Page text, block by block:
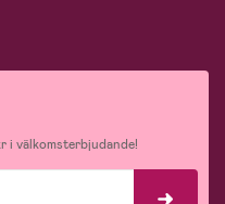
i välkomsterbjudande!